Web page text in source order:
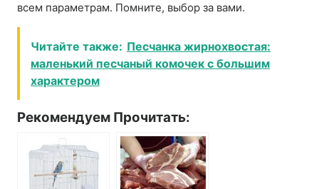
всем параметрам. Помните, выбор за вами.
Читайте также: Песчанка жирнохвостая:
маленький песчаный комочек с большим
характером
Рекомендуем Прочитать: